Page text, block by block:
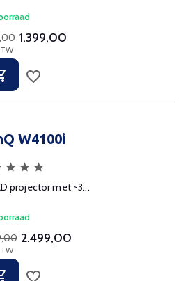
1.399,00
W4100i
projector met ~3...
2.499,00